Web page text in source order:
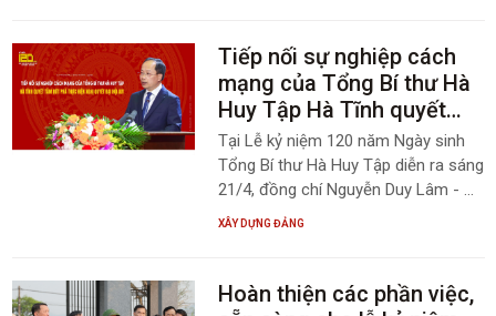
tuyệt đối với lý tưởng cộng sản, bản
lĩnh chính trị kiên định, trí tuệ lý luận
sắc bén và đức hy sinh cao cả cho
sự nghiệp cách mạng của Đảng và
dân tộc; là nguồn động lực to lớn
cho các thế hệ trong chặng đường
phát triển mới.
Tiếp nối sự nghiệp cách
mạng của Tổng Bí thư Hà
Huy Tập Hà Tĩnh quyết
tâm bứt phá thực hiện
Nghị quyết Đại hội XIV
Tại Lễ kỷ niệm 120 năm Ngày sinh
Tổng Bí thư Hà Huy Tập diễn ra sáng
21/4, đồng chí Nguyễn Duy Lâm - Ủy
viên BCH Trung ương Đảng, Bí thư
tập Trang Thông tin điện tử Đảng bộ
UBND tỉnh trân trọng đăng tải toàn
XÂY DỰNG ĐẢNG
Hoàn thiện các phần việc,